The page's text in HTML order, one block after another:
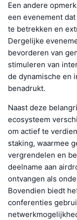
Een andere
een evenement
te betrekken en
Dergelijke
bevorderen van
stimuleren van
de dynamische en
benadrukt.
Naast deze
ecosysteem
om actief te
staking, waarmee
vergrendelen en
deelname aan
ontvangen als
Bovendien biedt
conferenties